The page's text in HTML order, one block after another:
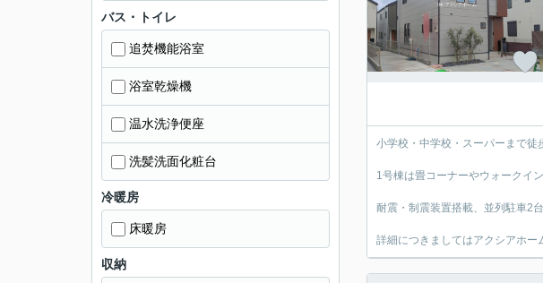
小学校・中学校・スーパーまで徒
1号棟は畳コーナーやウォークイ
耐震・制震装置搭載、並列駐車2台
詳細につきましてはアクシアホー
バス・トイレ
追焚機能浴室
浴室乾燥機
温水洗浄便座
洗髪洗面化粧台
冷暖房
床暖房
収納